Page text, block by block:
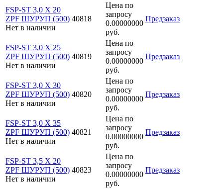
FSP-ST 3,0 X 20
ZPF ШУРУП (500)
Нет в наличии
40818
Цена по
запросу
0.00000000
руб.
Предзаказ
FSP-ST 3,0 X 25
ZPF ШУРУП (500)
Нет в наличии
40819
Цена по
запросу
0.00000000
руб.
Предзаказ
FSP-ST 3,0 X 30
ZPF ШУРУП (500)
Нет в наличии
40820
Цена по
запросу
0.00000000
руб.
Предзаказ
FSP-ST 3,0 X 35
ZPF ШУРУП (500)
Нет в наличии
40821
Цена по
запросу
0.00000000
руб.
Предзаказ
FSP-ST 3,5 X 20
ZPF ШУРУП (500)
Нет в наличии
40823
Цена по
запросу
0.00000000
руб.
Предзаказ